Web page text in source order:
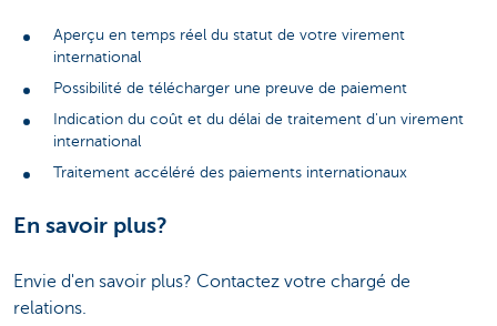
Aperçu en temps réel du statut de votre virement
international
Possibilité de télécharger une preuve de paiement
Indication du coût et du délai de traitement d'un virement
international
Traitement accéléré des paiements internationaux
En savoir plus?
Envie d'en savoir plus? Contactez votre chargé de
relations.